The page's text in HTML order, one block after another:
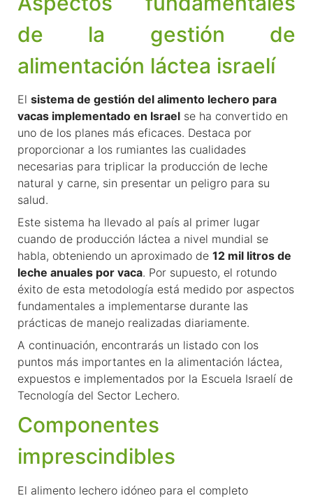
de la gestión de
alimentación láctea israelí
El sistema de gestión del alimento lechero para
vacas implementado en Israel se ha convertido en
uno de los planes más eficaces. Destaca por
proporcionar a los rumiantes las cualidades
necesarias para triplicar la producción de leche
natural y carne, sin presentar un peligro para su
salud.
Este sistema ha llevado al país al primer lugar
cuando de producción láctea a nivel mundial se
habla, obteniendo un aproximado de 12 mil litros de
leche anuales por vaca. Por supuesto, el rotundo
éxito de esta metodología está medido por aspectos
fundamentales a implementarse durante las
prácticas de manejo realizadas diariamente.
A continuación, encontrarás un listado con los
puntos más importantes en la alimentación láctea,
expuestos e implementados por la Escuela Israelí de
Tecnología del Sector Lechero.
Componentes
imprescindibles
El alimento lechero idóneo para el completo